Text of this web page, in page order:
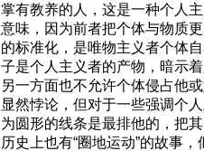
掌有教养的人，这是一种个人
意味，因为前者把个体与物质
的标准化，是唯物主义者个体
子是个人主义者的产物，暗示
另一方面也不允许个体侵占他
显然悖论，但对于一些强调个
为圆形的线条是最排他的，把
历史上也有“圈地运动”的故事